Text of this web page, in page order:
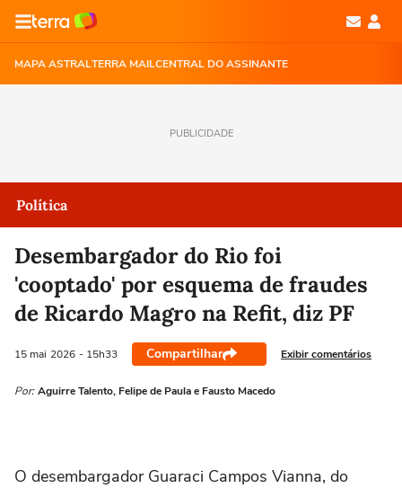
MAPA ASTRALTERRA MAILCENTRAL DO ASSINANTE
PUBLICIDADE
Política
Desembargador do Rio foi
'cooptado' por esquema de fraudes
de Ricardo Magro na Refit, diz PF
15 mai 2026 - 15h33 Compartilhar Exibir comentários
Por: Aguirre Talento, Felipe de Paula e Fausto Macedo
O desembargador Guaraci Campos Vianna, do